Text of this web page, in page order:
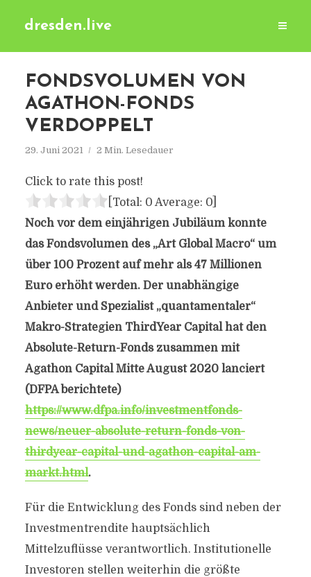
dresden.live
FONDSVOLUMEN VON
AGATHON-FONDS
VERDOPPELT
29. Juni 2021 2 Min. Lesedauer
Click to rate this post!
[Total: 0 Average: 0]
Noch vor dem einjährigen Jubiläum konnte
das Fondsvolumen des „Art Global Macro“ um
über 100 Prozent auf mehr als 47 Millionen
Euro erhöht werden. Der unabhängige
Anbieter und Spezialist „quantamentaler“
Makro-Strategien ThirdYear Capital hat den
Absolute-Return-Fonds zusammen mit
Agathon Capital Mitte August 2020 lanciert
(DFPA berichtete)
https://www.dfpa.info/investmentfonds-
news/neuer-absolute-return-fonds-von-
thirdyear-capital-und-agathon-capital-am-
markt.html.
Für die Entwicklung des Fonds sind neben der
Investmentrendite hauptsächlich
Mittelzuflüsse verantwortlich. Institutionelle
Investoren stellen weiterhin die größte